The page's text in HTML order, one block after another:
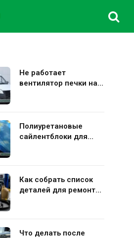
Не работает
вентилятор печки на
Полиуретановые
сайлентблоки для
Как собрать список
деталей для ремонта
Что делать после